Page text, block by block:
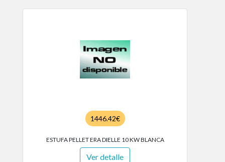
1446.42€
ESTUFA PELLET ERA DIELLE 10 KW BLANCA
Ver detalle